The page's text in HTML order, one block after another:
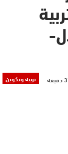
تربية وتكوين